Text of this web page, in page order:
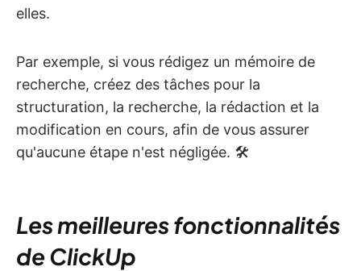
elles.
Par exemple, si vous rédigez un mémoire de
recherche, créez des tâches pour la
structuration, la recherche, la rédaction et la
modification en cours, afin de vous assurer
qu'aucune étape n'est négligée. 🛠️
Les meilleures fonctionnalités
de ClickUp